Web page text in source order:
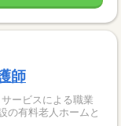
師
ービスによる職業
有料老人ホームと